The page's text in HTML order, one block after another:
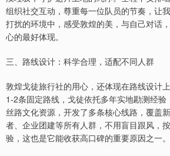
组织社交互动，尊重每一位队员的节奏，让
打扰的环境中，感受敦煌的美，与自己对话
心的最好体现。
三、路线设计：科学合理，适配不同人群
敦煌戈徒旅行社的用心，还体现在路线设计
1-2条固定路线，戈徒依托多年实地勘测经
丝路文化资源，开发了多条核心线路，覆盖
者、企业团建等所有人群，不用盲目跟风，
验，这也是它能收获高口碑的重要原因之一。